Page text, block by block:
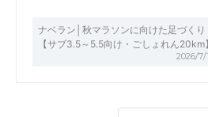
ナベラン│秋マラソンに向けた足づくり
【サブ3.5～5.5向け・ごしょれん20km】
2026/7/